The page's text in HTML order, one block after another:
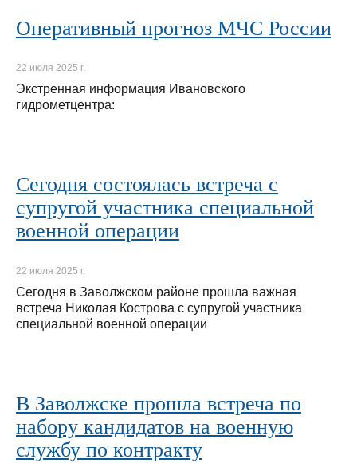
Оперативный прогноз МЧС России
22 июля 2025 г.
Экстренная информация Ивановского
гидрометцентра:
Сегодня состоялась встреча с
супругой участника специальной
военной операции
22 июля 2025 г.
Сегодня в Заволжском районе прошла важная
встреча Николая Кострова с супругой участника
специальной военной операции
В Заволжске прошла встреча по
набору кандидатов на военную
службу по контракту